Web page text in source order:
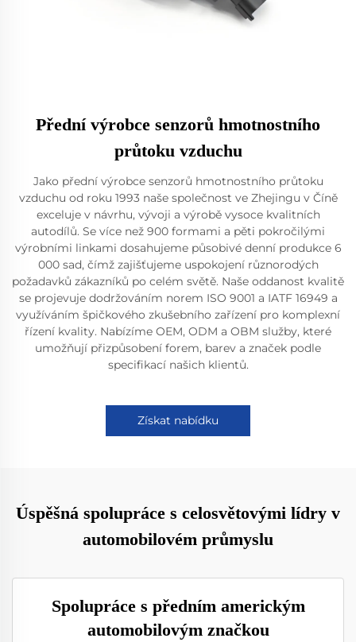
Přední výrobce senzorů hmotnostního
průtoku vzduchu
Jako přední výrobce senzorů hmotnostního průtoku
vzduchu od roku 1993 naše společnost ve Zhejingu v Číně
exceluje v návrhu, vývoji a výrobě vysoce kvalitních
autodílů. Se více než 900 formami a pěti pokročilými
výrobními linkami dosahujeme působivé denní produkce 6
000 sad, čímž zajišťujeme uspokojení různorodých
požadavků zákazníků po celém světě. Naše oddanost kvalitě
se projevuje dodržováním norem ISO 9001 a IATF 16949 a
využíváním špičkového zkušebního zařízení pro komplexní
řízení kvality. Nabízíme OEM, ODM a OBM služby, které
umožňují přizpůsobení forem, barev a značek podle
specifikací našich klientů.
Získat nabídku
Úspěšná spolupráce s celosvětovými lídry v
automobilovém průmyslu
Spolupráce s předním americkým
automobilovým značkou